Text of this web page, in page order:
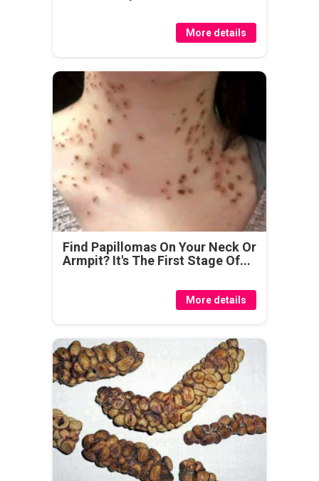
More details
Find Papillomas On Your Neck Or
Armpit? It's The First Stage Of...
More details